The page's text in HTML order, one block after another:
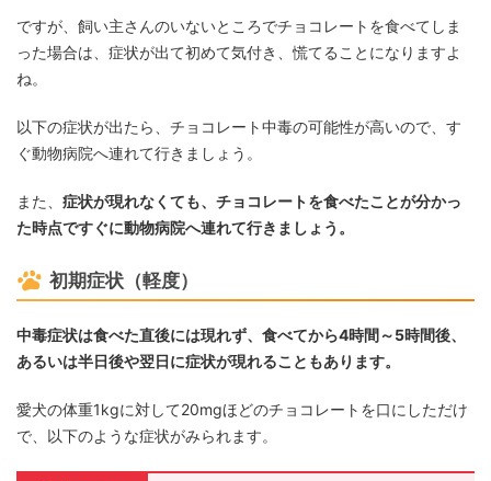
ですが、飼い主さんのいないところでチョコレートを食べてしま
った場合は、症状が出て初めて気付き、慌てることになりますよ
ね。
以下の症状が出たら、チョコレート中毒の可能性が高いので、す
ぐ動物病院へ連れて行きましょう。
また、 症状が現れなくても、チョコレートを食べたことが分かっ
た時点ですぐに動物病院へ連れて行きましょう。
初期症状（軽度）
中毒症状は食べた直後には現れず、食べてから4時間～5時間後、
あるいは半日後や翌日に症状が現れることもあります。
愛犬の体重1kgに対して20mgほどのチョコレートを口にしただけ
で、以下のような症状がみられます。